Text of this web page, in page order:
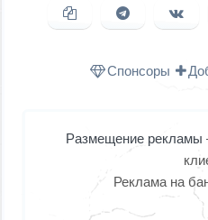
Копировать ссылку
Спонсоры
Размещение рекламы
Реклама на